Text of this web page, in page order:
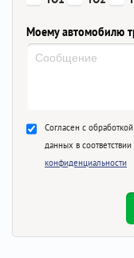
Моему автомобилю
Согласен с
данных в соответствии
конфиденциальности